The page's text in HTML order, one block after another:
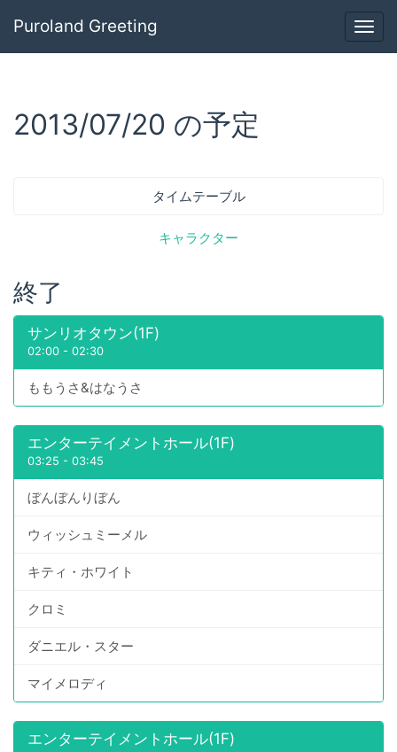
Puroland Greeting
2013/07/20 の予定
タイムテーブル
キャラクター
終了
サンリオタウン(1F)
02:00 - 02:30
ももうさ&はなうさ
エンターテイメントホール(1F)
03:25 - 03:45
ぼんぼんりぼん
ウィッシュミーメル
キティ・ホワイト
クロミ
ダニエル・スター
マイメロディ
エンターテイメントホール(1F)